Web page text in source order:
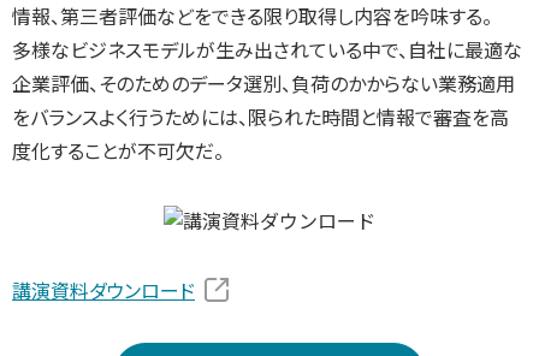
情報、第三者評価などをできる限り取得し内容を吟味する。
多様なビジネスモデルが生み出されている中で、自社に最適な
企業評価、そのためのデータ選別、負荷のかからない業務適用
をバランスよく行うためには、限られた時間と情報で審査を高
度化することが不可欠だ。
講演資料ダウンロード